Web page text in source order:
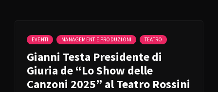
EVENTI MANAGEMENT E PRODUZIONI TEATRO
Gianni Testa Presidente di
Giuria de “Lo Show delle
Canzoni 2025” al Teatro Rossini